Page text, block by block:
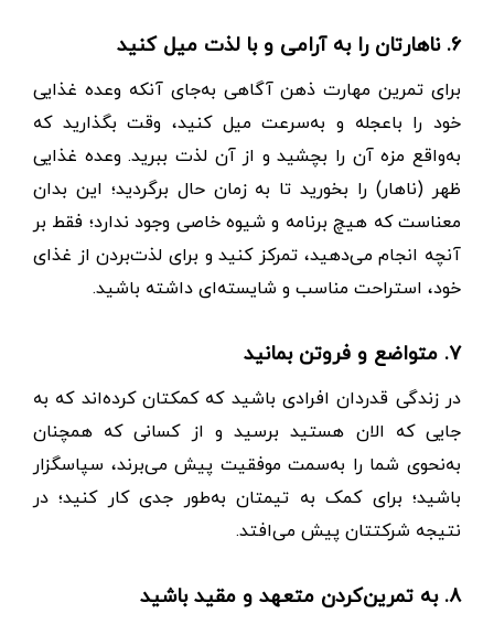
۶. ناهارتان را به آرامی و با لذت میل کنید
برای تمرین ‌مهارت ذهن آگاهی به‌جای آنکه وعده غذایی
خود را باعجله و به‌سرعت میل کنید، وقت بگذارید که
به‌واقع مزه آن را بچشید و از آن لذت ببرید. وعده غذایی
ظهر (ناهار) را بخورید تا به زمان حال برگردید؛ این بدان
معناست که هیچ برنامه و شیوه خاصی وجود ندارد؛ فقط بر
آنچه انجام می‌دهید، تمرکز کنید و برای لذت‌بردن از غذای
خود، استراحت مناسب و شایسته‌ای داشته باشید.
۷. متواضع و فروتن بمانید
در زندگی قدردان افرادی باشید که کمکتان کرده‌اند که به
جایی که الان هستید برسید و از کسانی که همچنان
به‌نحوی شما را به‌سمت موفقیت پیش می‌برند، سپاسگزار
باشید؛ برای کمک به تیمتان به‌طور جدی کار کنید؛ در
نتیجه شرکتتان پیش می‌افتد.
۸. به تمرین‌کردن متعهد و مقید باشید